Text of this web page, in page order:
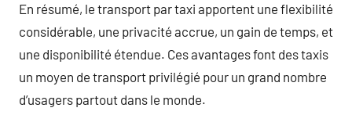
En résumé, le transport par taxi apportent une flexibilité
considérable, une privacité accrue, un gain de temps, et
une disponibilité étendue. Ces avantages font des taxis
un moyen de transport privilégié pour un grand nombre
d’usagers partout dans le monde.